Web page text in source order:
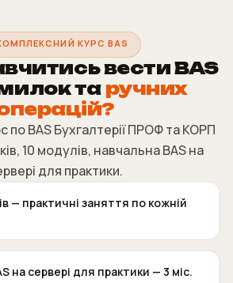
КУРС BAS
вести BAS
та ручних
по BAS Бухгалтерії ПРОФ та КОРП
10 модулів, навчальна BAS на
для практики.
— практичні заняття по кожній
на сервері для практики — 3 міс.